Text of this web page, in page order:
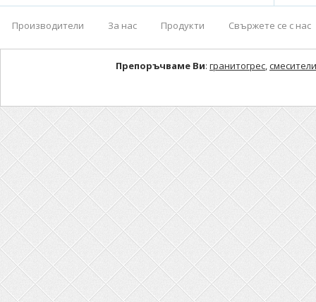
Производители За нас Продукти Свържете се с нас
Препоръчваме Ви: гранитогрес,